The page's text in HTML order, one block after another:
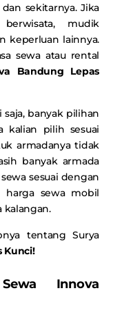
sekitarnya. Jika
mudik
keperluan lainnya.
sewa atau rental
Bandung Lepas
saja, banyak pilihan
kalian pilih sesuai
armadanya tidak
banyak armada
sesuai dengan
harga sewa mobil
kalangan.
tentang Surya
Kunci!
Sewa Innova